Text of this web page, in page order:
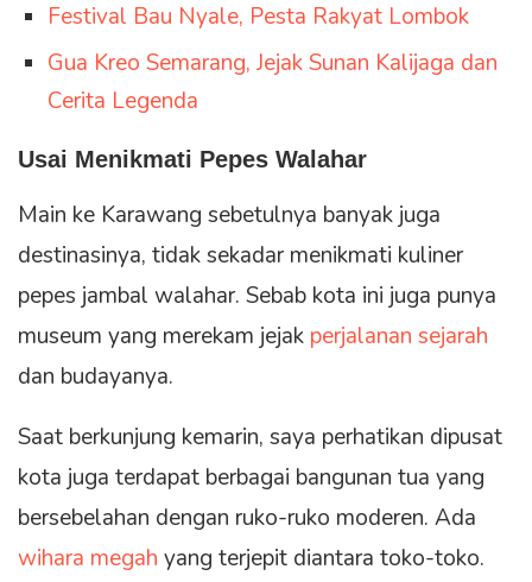
Festival Bau Nyale, Pesta Rakyat Lombok
Gua Kreo Semarang, Jejak Sunan Kalijaga dan
Cerita Legenda
Usai Menikmati Pepes Walahar
Main ke Karawang sebetulnya banyak juga
destinasinya, tidak sekadar menikmati kuliner
pepes jambal walahar. Sebab kota ini juga punya
museum yang merekam jejak perjalanan sejarah
dan budayanya.
Saat berkunjung kemarin, saya perhatikan dipusat
kota juga terdapat berbagai bangunan tua yang
bersebelahan dengan ruko-ruko moderen. Ada
wihara megah yang terjepit diantara toko-toko.